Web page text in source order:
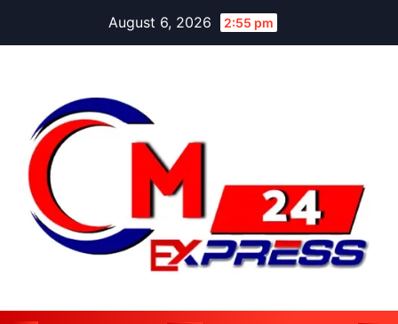
August 6, 2026 2:55 pm